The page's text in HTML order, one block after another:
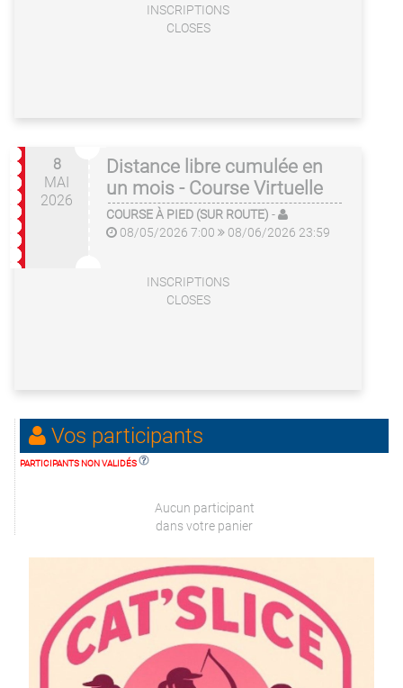
INSCRIPTIONS
CLOSES
8
MAI
2026
Distance libre cumulée en
un mois - Course Virtuelle
COURSE À PIED (SUR ROUTE) -
08/05/2026 7:00
08/06/2026 23:59
INSCRIPTIONS
CLOSES
Vos participants
PARTICIPANTS NON VALIDÉS
Aucun participant
dans votre panier